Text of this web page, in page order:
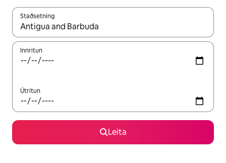
Staðsetning
Þegar niðurstöður liggja fyrir skaltu nota upp og niður
Innritun
Útritun
Leita